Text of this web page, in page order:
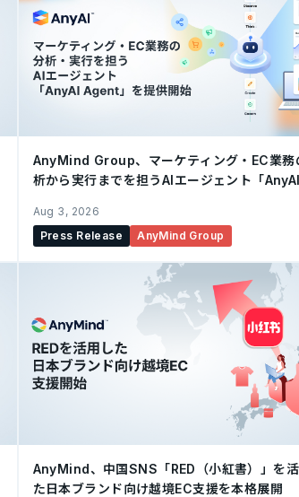
社はシン
ナムの
されまし
Shopee上
じて、ブ
支援実績
見、AIを
AnyMind Group、マーケティング・EC業務
析から実行までを担うAIエージェント「AnyAI
Aug 3, 2026
Press Release
AnyMind Group
AnyMind、中国SNS「RED（小紅書）」を
た日本ブランド向け越境EC支援を本格展開